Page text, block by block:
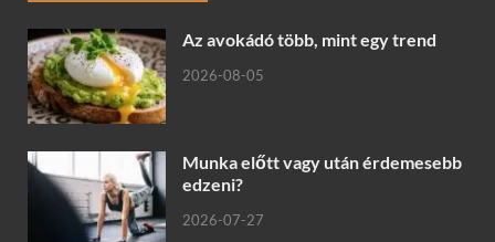
Az avokádó több, mint egy trend
2026-08-05
Munka előtt vagy után érdemesebb
edzeni?
2026-07-27